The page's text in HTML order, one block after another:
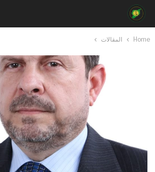
Home المقالات